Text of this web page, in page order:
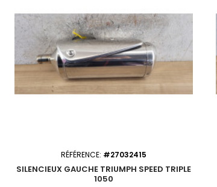
RÉFÉRENCE: #27032415
SILENCIEUX GAUCHE TRIUMPH SPEED TRIPLE
1050